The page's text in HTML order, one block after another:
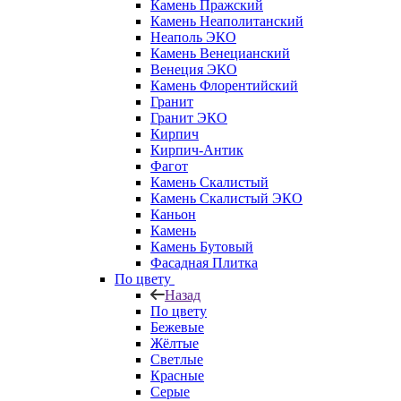
Камень Пражский
Камень Неаполитанский
Неаполь ЭКО
Камень Венецианский
Венеция ЭКО
Камень Флорентийский
Гранит
Гранит ЭКО
Кирпич
Кирпич-Антик
Фагот
Камень Скалистый
Камень Скалистый ЭКО
Каньон
Камень
Камень Бутовый
Фасадная Плитка
По цвету
Назад
По цвету
Бежевые
Жёлтые
Светлые
Красные
Серые